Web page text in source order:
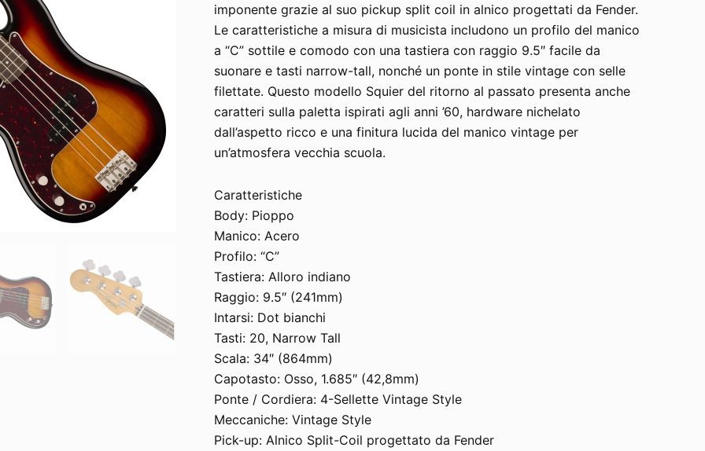
imponente grazie al suo pickup split coil in alnico progettati da Fender.
Le caratteristiche a misura di musicista includono un profilo del manico
a “C” sottile e comodo con una tastiera con raggio 9.5″ facile da
suonare e tasti narrow-tall, nonché un ponte in stile vintage con selle
filettate. Questo modello Squier del ritorno al passato presenta anche
caratteri sulla paletta ispirati agli anni ’60, hardware nichelato
dall’aspetto ricco e una finitura lucida del manico vintage per
un’atmosfera vecchia scuola.
Caratteristiche
Body: Pioppo
Manico: Acero
Profilo: “C”
Tastiera: Alloro indiano
Raggio: 9.5″ (241mm)
Intarsi: Dot bianchi
Tasti: 20, Narrow Tall
Scala: 34″ (864mm)
Capotasto: Osso, 1.685″ (42,8mm)
Ponte / Cordiera: 4-Sellette Vintage Style
Meccaniche: Vintage Style
Pick-up: Alnico Split-Coil progettato da Fender